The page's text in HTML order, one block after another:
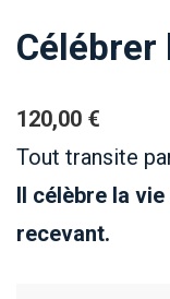
Célébrer
120,00 €
Tout transite
Il célèbre la
recevant.